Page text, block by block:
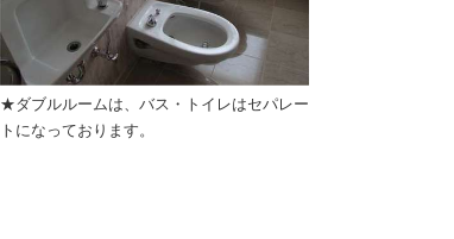
★ダブルルームは、バス・トイレはセパレー
トになっております。